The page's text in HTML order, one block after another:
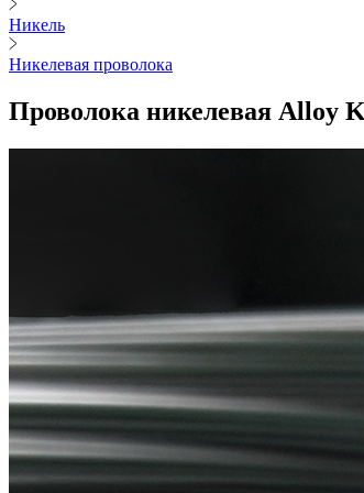
Никель
Никелевая проволока
Проволока никелевая Alloy